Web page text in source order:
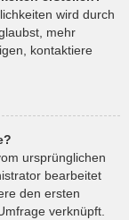
wird durch
mehr
kontaktiere
ursprünglichen
bearbeitet
den ersten
verknüpft.